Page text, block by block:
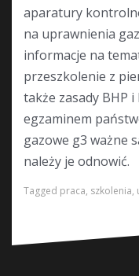
aparatury
na uprawnienia
informacje na
przeszkolenie z
także zasady BHP i
egzaminem
gazowe g3 ważne
należy je odnowić.
Tagged praca, szkolenia,